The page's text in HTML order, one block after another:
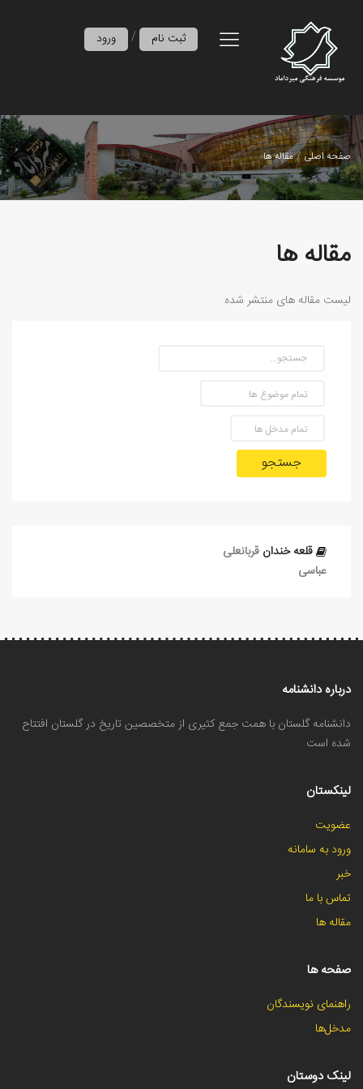
ورود / ثبت نام
صفحه اصلی مقاله ها
مقاله ها
لیست مقاله های منتشر شده
جستجو
قلعه خندان قربانعلی
عباسی
درباره دانشنامه
دانشنامه گلستان با همت جمع کثیری از متخصصین تاریخ در گلستان افتتاح
شده است
لینکستان
عضویت
ورود به سامانه
خبر
تماس با ما
مقاله ها
صفحه ها
راهنمای نویسندگان
مدخل‌ها
لینک دوستان